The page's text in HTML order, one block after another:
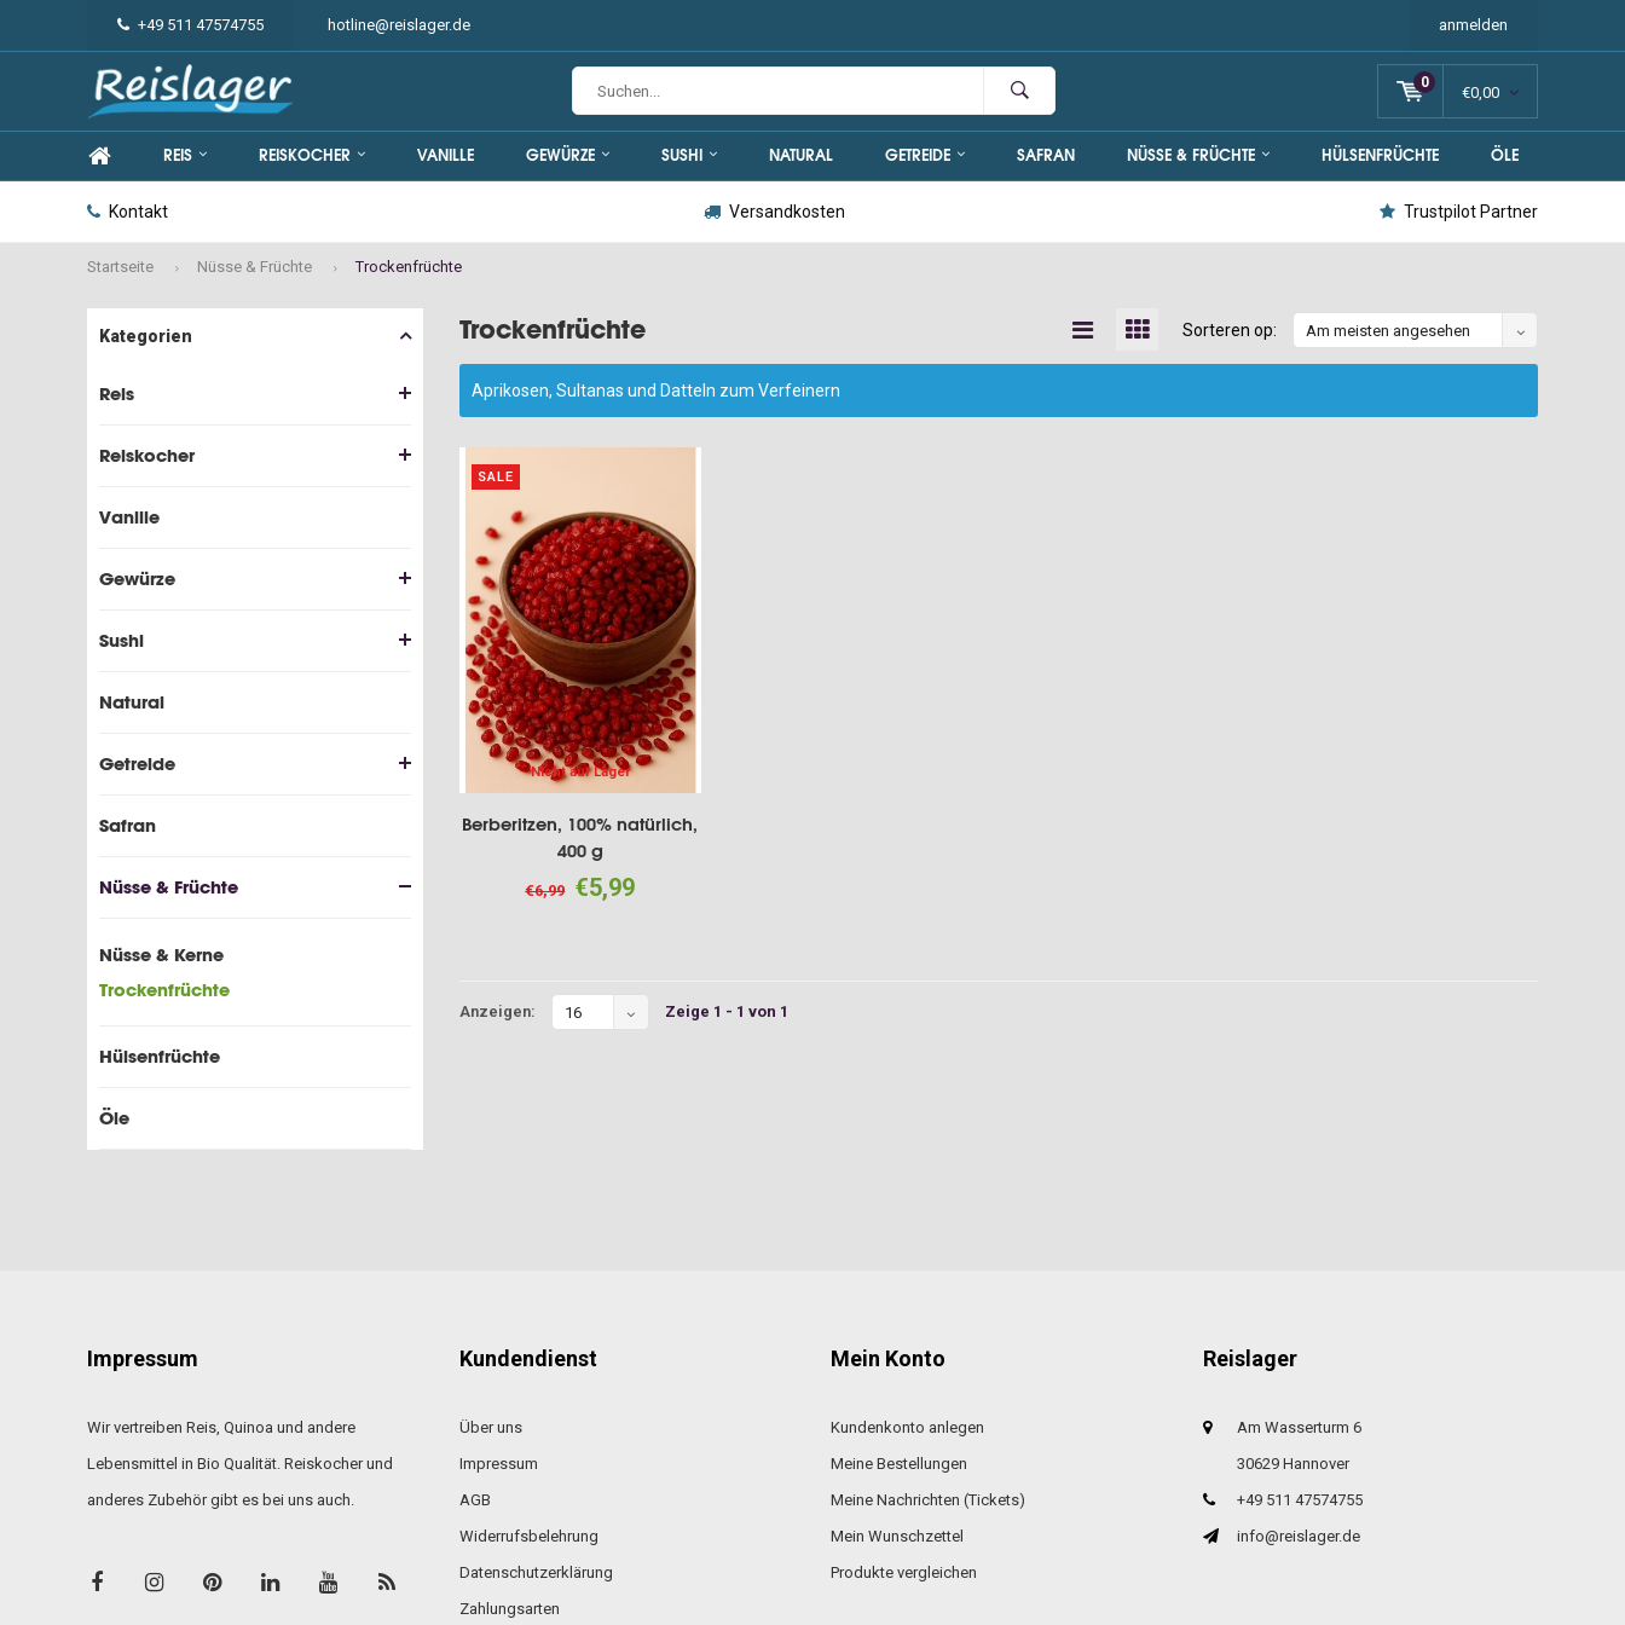
+49 511 47574755 hotline@reislager.de anmelden
0
€0,00
REIS REISKOCHER VANILLE GEWÜRZE SUSHI NATURAL GETREIDE SAFRAN NÜSSE & FRÜCHTE HÜLSENFRÜCHTE ÖLE
Kontakt Versandkosten Trustpilot Partner
Startseite Nüsse & Früchte Trockenfrüchte
Kategorien
Reis
Reiskocher
Vanille
Gewürze
Sushi
Natural
Getreide
Safran
Nüsse & Früchte
Nüsse & Kerne
Trockenfrüchte
Hülsenfrüchte
Öle
Trockenfrüchte Sorteren op: Am meisten angesehen
Aprikosen, Sultanas und Datteln zum Verfeinern
SALE
Nicht auf Lager
Berberitzen, 100% natürlich,
400 g
€6,99 €5,99
Anzeigen: 16 Zeige 1 - 1 von 1
Impressum
Wir vertreiben Reis, Quinoa und andere
Lebensmittel in Bio Qualität. Reiskocher und
anderes Zubehör gibt es bei uns auch.
Kundendienst
Über uns
Impressum
AGB
Widerrufsbelehrung
Datenschutzerklärung
Zahlungsarten
Mein Konto
Kundenkonto anlegen
Meine Bestellungen
Meine Nachrichten (Tickets)
Mein Wunschzettel
Produkte vergleichen
Reislager
Am Wasserturm 6
30629 Hannover
+49 511 47574755
info@reislager.de